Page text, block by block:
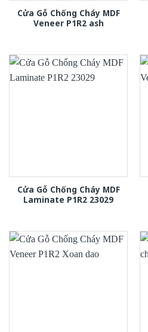
Cửa Gỗ Chống Cháy MDF
Veneer P1R2 ash
Cửa Gỗ Chống Cháy MDF
Laminate P1R2 23029